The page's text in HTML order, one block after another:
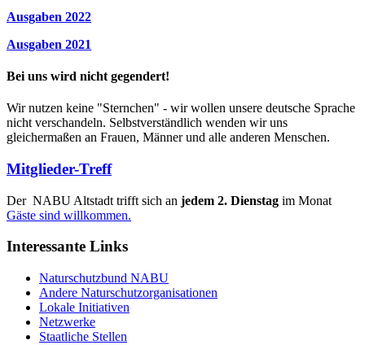
Ausgaben 2022
Ausgaben 2021
Bei uns wird nicht gegendert!
Wir nutzen keine "Sternchen" - wir wollen unsere deutsche Sprache
nicht verschandeln. Selbstverständlich wenden wir uns
gleichermaßen an Frauen, Männer und alle anderen Menschen.
Mitglieder-Treff
Der NABU Altstadt trifft sich an jedem 2. Dienstag im Monat
Gäste sind willkommen.
Interessante Links
Naturschutzbund NABU
Andere Naturschutzorganisationen
Lokale Initiativen
Netzwerke
Staatliche Stellen